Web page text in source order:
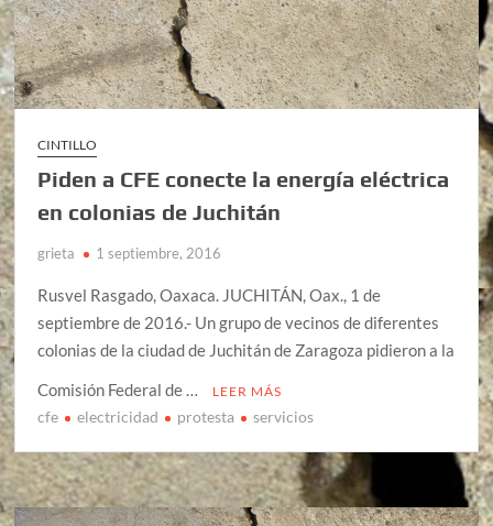
CINTILLO
Piden a CFE conecte la energía eléctrica
en colonias de Juchitán
grieta 1 septiembre, 2016
Rusvel Rasgado, Oaxaca. JUCHITÁN, Oax., 1 de
septiembre de 2016.- Un grupo de vecinos de diferentes
colonias de la ciudad de Juchitán de Zaragoza pidieron a la
Comisión Federal de …
LEER MÁS
cfe electricidad protesta servicios